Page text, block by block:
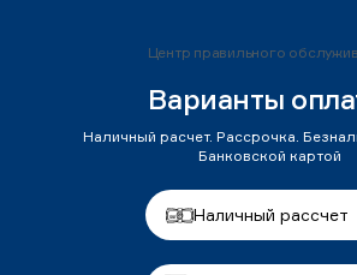
Центр правильного
Варианты
Наличный расчет. Рассрочка.
Банковской картой
Наличный рассчет